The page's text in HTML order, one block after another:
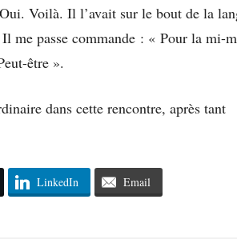
Voilà. Il l’avait sur le bout de la
me passe commande : « Pour la mi-
être ».
dans cette rencontre, après tant
LinkedIn Email